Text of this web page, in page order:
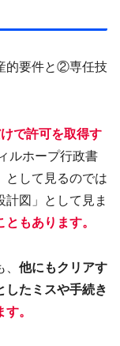
的要件と②専任技
で許可を取得す
ルホープ行政書
として見るのでは
図」として見ま
もあります。
他にもクリアす
したミスや手続き
す。